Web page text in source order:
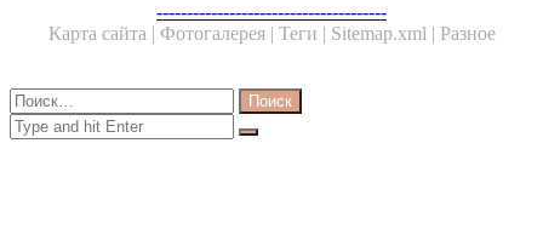
--------------------------------------
Карта сайта | Фотогалерея | Теги | Sitemap.xml | Разное
Close
Найти:
Close
Search